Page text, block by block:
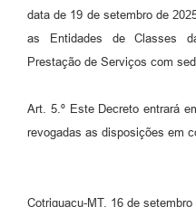
data de 19 de setembro de
as Entidades de Classes
Prestação de Serviços com
Art. 5.º Este Decreto entrará
revogadas as disposições em
Cotriguaçu-MT, 16 de setembro